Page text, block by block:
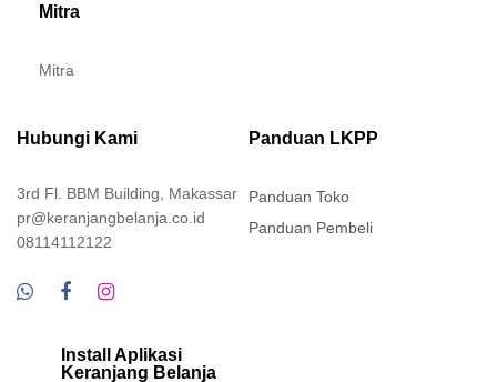
Mitra
Mitra
Hubungi Kami
3rd Fl. BBM Building, Makassar
pr@keranjangbelanja.co.id
08114112122
Panduan LKPP
Panduan Toko
Panduan Pembeli
Install Aplikasi
Keranjang Belanja